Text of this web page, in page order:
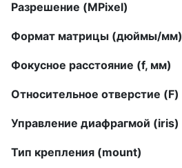
Разрешение (MPixel)
Формат матрицы (дюймы/мм)
Фокусное расстояние (f, мм)
Относительное отверстие (F)
Управление диафрагмой (iris)
Тип крепления (mount)